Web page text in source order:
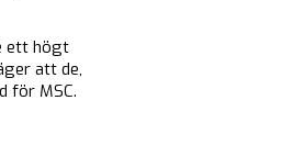
ett högt
att de,
för MSC.